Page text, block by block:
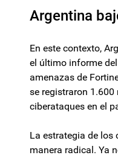
Argentina
En este contexto,
el último informe
amenazas de
se registraron
ciberataques en el
La estrategia de los
manera radical. Ya